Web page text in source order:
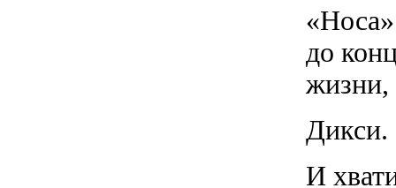
до
жизни,
Дикси.
И